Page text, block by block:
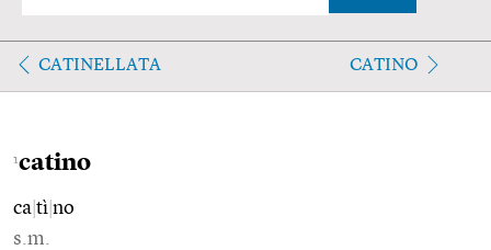
CATINELLATA CATINO
1catino
ca tì no
s.m.